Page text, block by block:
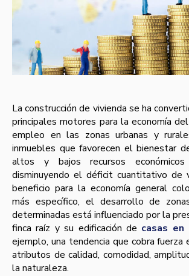
La construcción de vivienda se ha
principales motores para la economía
empleo en las zonas urbanas y
inmuebles que favorecen el bienestar
altos y bajos recursos
disminuyendo el déficit cuantitativo de
beneficio para la economía general
más específico, el desarrollo de
determinadas está influenciado por la
finca raíz y su edificación de casas en
ejemplo, una tendencia que cobra fuerza
atributos de calidad, comodidad,
la naturaleza.